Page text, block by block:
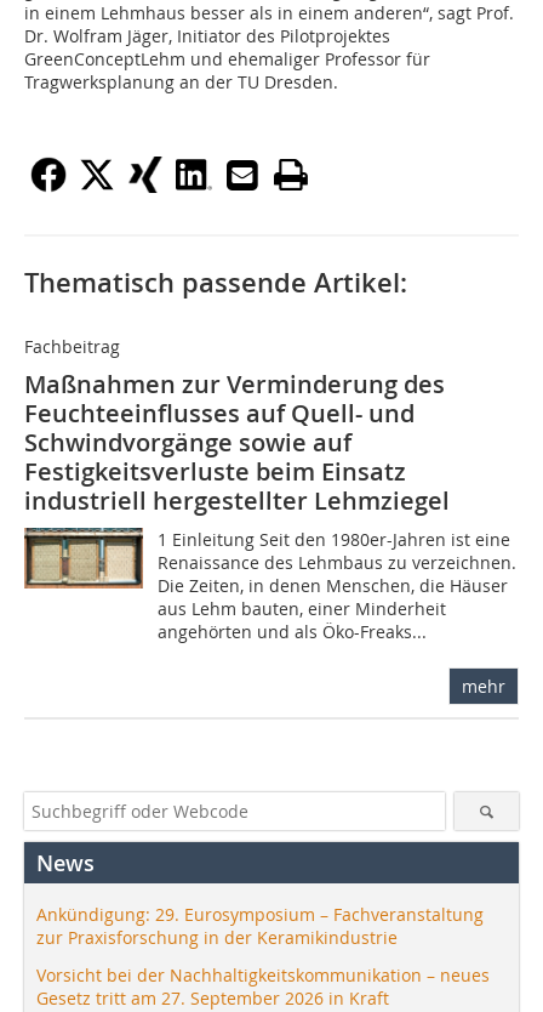
in einem Lehmhaus besser als in einem anderen“, sagt Prof.
Dr. Wolfram Jäger, Initiator des Pilotprojektes
GreenConceptLehm und ehemaliger Professor für
Tragwerksplanung an der TU Dresden.
Thematisch passende Artikel:
Fachbeitrag
Maßnahmen zur Verminderung des
Feuchteeinflusses auf Quell- und
Schwindvorgänge sowie auf
Festigkeitsverluste beim Einsatz
industriell hergestellter Lehmziegel
1 Einleitung Seit den 1980er-Jahren ist eine
Renaissance des Lehmbaus zu verzeichnen.
Die Zeiten, in denen Menschen, die Häuser
aus Lehm bauten, einer Minderheit
angehörten und als Öko-Freaks...
mehr
News
Ankündigung: 29. Eurosymposium – Fachveranstaltung
zur Praxisforschung in der Keramikindustrie
Vorsicht bei der Nachhaltigkeitskommunikation – neues
Gesetz tritt am 27. September 2026 in Kraft